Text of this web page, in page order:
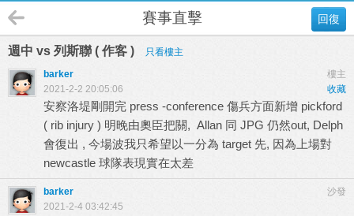
回復
賽事直擊
週中 vs 列斯聯 ( 作客 )
只看樓主
樓主
barker
收藏
2021-2-2 20:05:06
安察洛堤剛開完 press -conference 傷兵方面新增 pickford
( rib injury ) 明晚由奧臣把關, Allan 同 JPG 仍然out, Delph
會復出 , 今場波我只希望以一分為 target 先, 因為上場對
newcastle 球隊表現實在太差
沙發
barker
2021-2-4 03:42:45